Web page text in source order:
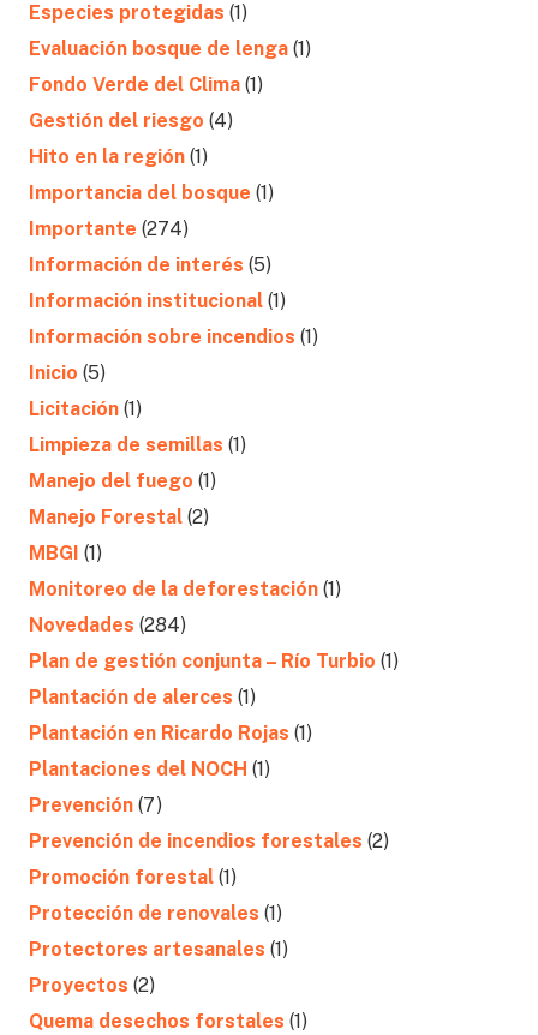
Especies protegidas (1)
Evaluación bosque de lenga (1)
Fondo Verde del Clima (1)
Gestión del riesgo (4)
Hito en la región (1)
Importancia del bosque (1)
Importante (274)
Información de interés (5)
Información institucional (1)
Información sobre incendios (1)
Inicio (5)
Licitación (1)
Limpieza de semillas (1)
Manejo del fuego (1)
Manejo Forestal (2)
MBGI (1)
Monitoreo de la deforestación (1)
Novedades (284)
Plan de gestión conjunta – Río Turbio (1)
Plantación de alerces (1)
Plantación en Ricardo Rojas (1)
Plantaciones del NOCH (1)
Prevención (7)
Prevención de incendios forestales (2)
Promoción forestal (1)
Protección de renovales (1)
Protectores artesanales (1)
Proyectos (2)
Quema desechos forstales (1)